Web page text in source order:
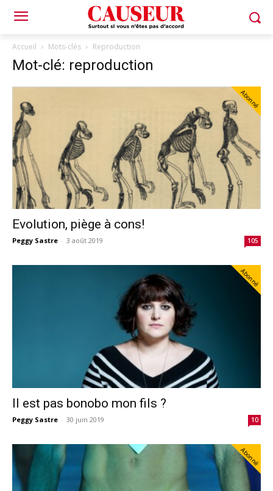
Accueil Mots-clés Reproduction
Mot-clé: reproduction
Abonné
Evolution, piège à cons!
Peggy Sastre - 3 août 2019 105
Abonné
Il est pas bonobo mon fils ?
Peggy Sastre - 30 juin 2019 10
Abonné